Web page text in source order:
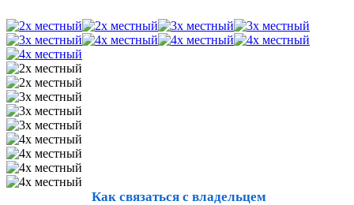
Как связаться с владельцем